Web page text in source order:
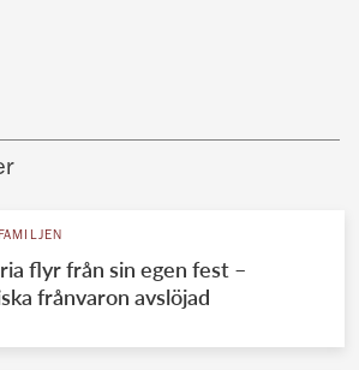
flyr från sin egen fest –
frånvaron avslöjad